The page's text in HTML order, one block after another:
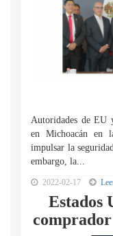
Autoridades de EU
en Michoacán en
impulsar la
embargo, la...
2022-02-17
Estados
comprador